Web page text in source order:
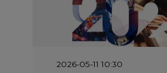
2026-05-11 10:30